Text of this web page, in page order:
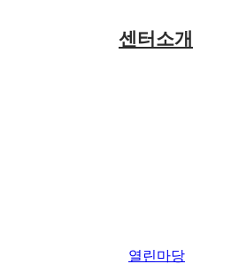
센터소개
열린마당